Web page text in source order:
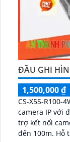
ĐẦU GHI
1,500,000 ₫
CS-X5S-R100-
camera IP với
trợ kết nối
đến